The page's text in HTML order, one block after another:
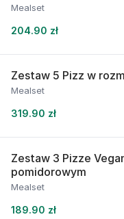
Mealset
204.90 zł
Zestaw 5 Pizz w
Mealset
319.90 zł
Zestaw 3 Pizze
pomidorowym
Mealset
189.90 zł